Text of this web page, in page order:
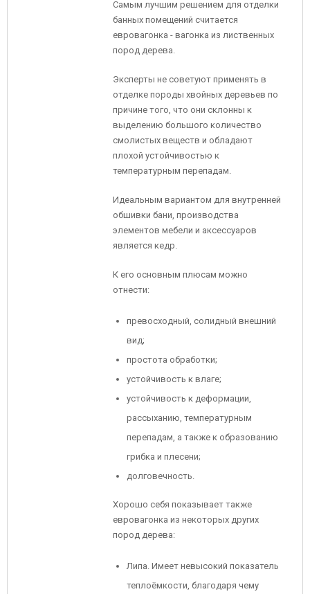
Самым лучшим решением для отделки
банных помещений считается
евровагонка - вагонка из лиственных
пород дерева.
Эксперты не советуют применять в
отделке породы хвойных деревьев по
причине того, что они склонны к
выделению большого количество
смолистых веществ и обладают
плохой устойчивостью к
температурным перепадам.
Идеальным вариантом для внутренней
обшивки бани, производства
элементов мебели и аксессуаров
является кедр.
К его основным плюсам можно
отнести:
превосходный, солидный внешний
вид;
простота обработки;
устойчивость к влаге;
устойчивость к деформации,
рассыханию, температурным
перепадам, а также к образованию
грибка и плесени;
долговечность.
Хорошо себя показывает также
евровагонка из некоторых других
пород дерева:
Липа. Имеет невысокий показатель
теплоёмкости, благодаря чему